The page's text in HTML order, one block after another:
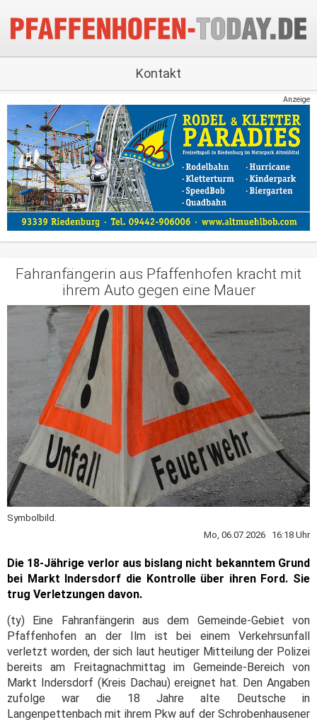
Kontakt
Anzeige
Fahranfängerin aus Pfaffenhofen kracht mit
ihrem Auto gegen eine Mauer
Symbolbild.
Mo, 06.07.2026 16:18 Uhr
Die 18-Jährige verlor aus bislang nicht bekanntem Grund
bei Markt Indersdorf die Kontrolle über ihren Ford. Sie
trug Verletzungen davon.
(ty) Eine Fahranfängerin aus dem Gemeinde-Gebiet von
Pfaffenhofen an der Ilm ist bei einem Verkehrsunfall
verletzt worden, der sich laut heutiger Mitteilung der Polizei
bereits am Freitagnachmittag im Gemeinde-Bereich von
Markt Indersdorf (Kreis Dachau) ereignet hat. Den Angaben
zufolge war die 18 Jahre alte Deutsche in
Langenpettenbach mit ihrem Pkw auf der Schrobenhausener